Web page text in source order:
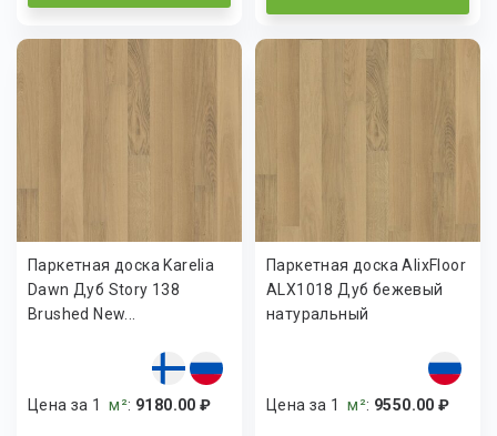
Паркетная доска Karelia
Dawn Дуб Story 138
Brushed New...
Цена за 1м²: 9180.00 ₽
Паркетная доска AlixFloor
ALX1018 Дуб бежевый
натуральный
Цена за 1м²: 9550.00 ₽